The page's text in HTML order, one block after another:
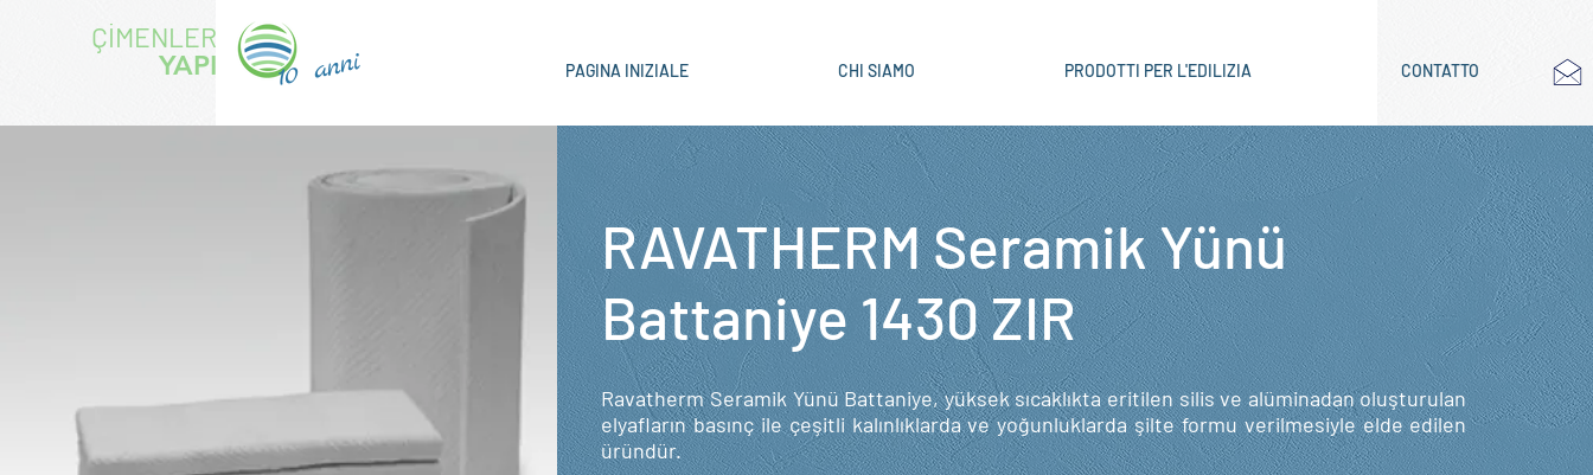
ÇİMENLER
YAPI
10 anni PAGINA INIZIALE CHI SIAMO PRODOTTI PER L'EDILIZIA CONTATTO
RAVATHERM Seramik Yünü
Battaniye 1430 ZIR
Ravatherm Seramik Yünü Battaniye, yüksek sıcaklıkta eritilen silis ve alüminadan oluşturulan
elyafların basınç ile çeşitli kalınlıklarda ve yoğunluklarda şilte formu verilmesiyle elde edilen
üründür.